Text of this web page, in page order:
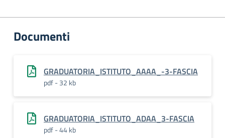
Documenti
GRADUATORIA_ISTITUTO_AAAA_-3-FASCIA
pdf - 32 kb
GRADUATORIA_ISTITUTO_ADAA_3-FASCIA
pdf - 44 kb